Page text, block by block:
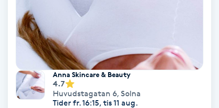
Rosenmetoden
Ryggmassage
SamtalsterapiAnna Skincare & Beauty
4.7
Huvudstagatan 6, Solna
Tider fr. 16:15, tis 11 aug.